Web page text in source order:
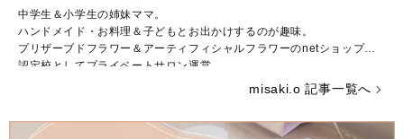
中学生＆小学生の姉妹ママ。
ハンドメイド・お料理＆子どもとお出かけするのが趣味。
プリザーブドフラワー＆アーティフィシャルフラワーのnetショップ＆
認定校としてプライベートサロン運営。
misaki.o 記事一覧へ